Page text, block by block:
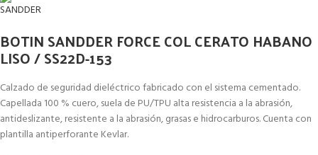
BOTIN SANDDER FORCE COL CERATO HABANO
LISO / SS22D-153
Calzado de seguridad dieléctrico fabricado con el sistema cementado.
Capellada 100 % cuero, suela de PU/TPU alta resistencia a la abrasión,
antideslizante, resistente a la abrasión, grasas e hidrocarburos. Cuenta con
plantilla antiperforante Kevlar.